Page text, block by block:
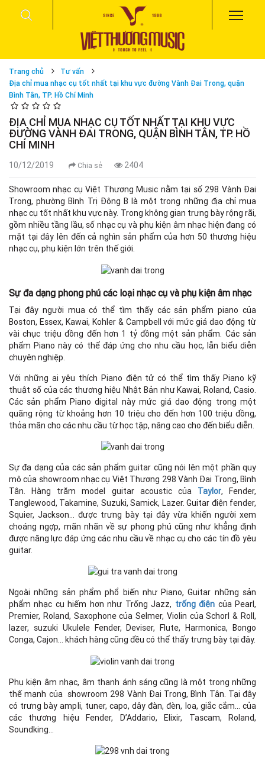
Trang chủ
Tư vấn
Địa chỉ mua nhạc cụ tốt nhất tại khu vực đường Vành Đai Trong, quận
Bình Tân, TP. Hồ Chí Minh
ĐỊA CHỈ MUA NHẠC CỤ TỐT NHẤT TẠI KHU VỰC
ĐƯỜNG VÀNH ĐAI TRONG, QUẬN BÌNH TÂN, TP. HỒ
CHÍ MINH
10/12/2019 Chia sẻ 2404
Showroom nhạc cụ Việt Thương Music nằm tại số 298 Vành Đai
Trong, phường Bình Trị Đông B là một trong những địa chỉ mua
nhạc cụ tốt nhất khu vực này. Trong không gian trưng bày rộng rãi,
gồm nhiều tầng lầu, số nhạc cụ và phụ kiện âm nhạc hiện đang có
mặt tại đây lên đến cả nghìn sản phẩm của hơn 50 thương hiệu
nhạc cụ, phụ kiện lớn trên thế giới.
Sự đa dạng phong phú các loại nhạc cụ và phụ kiện âm nhạc
Tại đây người mua có thể tìm thấy các sản phẩm piano của
Boston, Essex, Kawai, Kohler & Campbell với mức giá dao động từ
vài chục triệu đồng đến hơn 1 tỷ đồng một sản phẩm. Các sản
phẩm Piano này có thể đáp ứng cho nhu cầu học, lẫn biểu diễn
chuyên nghiệp.
Với những ai yêu thích Piano điện tử có thể tìm thấy Piano kỹ
thuật số của các thương hiệu Nhật Bản như Kawai, Roland, Casio.
Các sản phẩm Piano digital này mức giá dao động trong một
quãng rộng từ khoảng hơn 10 triệu cho đến hơn 100 triệu đồng,
thỏa mãn cho các nhu cầu từ học tập, nâng cao cho đến biểu diễn.
Sự đa dạng của các sản phẩm guitar cũng nói lên một phần quy
mô của showroom nhạc cụ Việt Thương 298 Vành Đai Trong, Bình
Tân. Hàng trăm model guitar acoustic của Taylor, Fender,
Tanglewood, Takamine, Suzuki, Samick, Lazer. Guitar điện fender,
Squier, Jackson… được trưng bày tại đây vừa khiến người xem
choáng ngợp, mãn nhãn về sự phong phú cũng như khẳng định
được năng lực đáp ứng các nhu cầu về nhạc cụ cho các tín đồ yêu
guitar.
Ngoài những sản phẩm phổ biến như Piano, Guitar những sản
phẩm nhạc cụ hiếm hơn như Trống Jazz, trống điện của Pearl,
Premier, Roland, Saxophone của Selmer, Violin của Schorl & Roll,
lazer, suzuki Ukulele Fender, Deviser, Flute, Harmonica, Bongo
Conga, Cajon… khách hàng cũng đều có thể thấy trưng bày tại đây.
Phụ kiện âm nhạc, âm thanh ánh sáng cũng là một trong những
thế mạnh của showroom 298 Vành Đai Trong, Bình Tân. Tại đây
có trưng bày ampli, tuner, capo, dây đàn, đèn, loa, giắc cắm… của
các thương hiệu Fender, D’Addario, Elixir, Tascam, Roland,
Soundking…